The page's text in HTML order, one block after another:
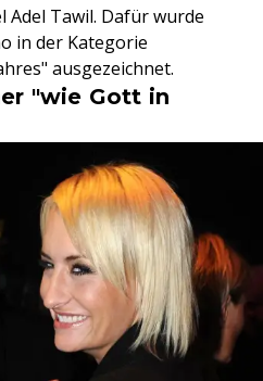
Adel Tawil. Dafür wurde
in der Kategorie
ausgezeichnet.
"wie Gott in